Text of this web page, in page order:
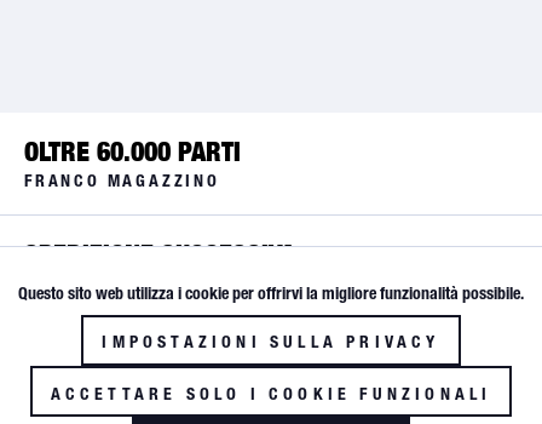
OLTRE 60.000 PARTI
FRANCO MAGAZZINO
SPEDIZIONE SUCCESSIVA
SPEDIZIONE IMMEDIATA
FINO ALLE 17:30
Funktionale Attivo
Tracking Inattivo
Questo sito web utilizza i cookie per offrirvi la migliore funzionalità possibile.
IMPOSTAZIONI SULLA PRIVACY
ACCETTARE SOLO I COOKIE FUNZIONALI